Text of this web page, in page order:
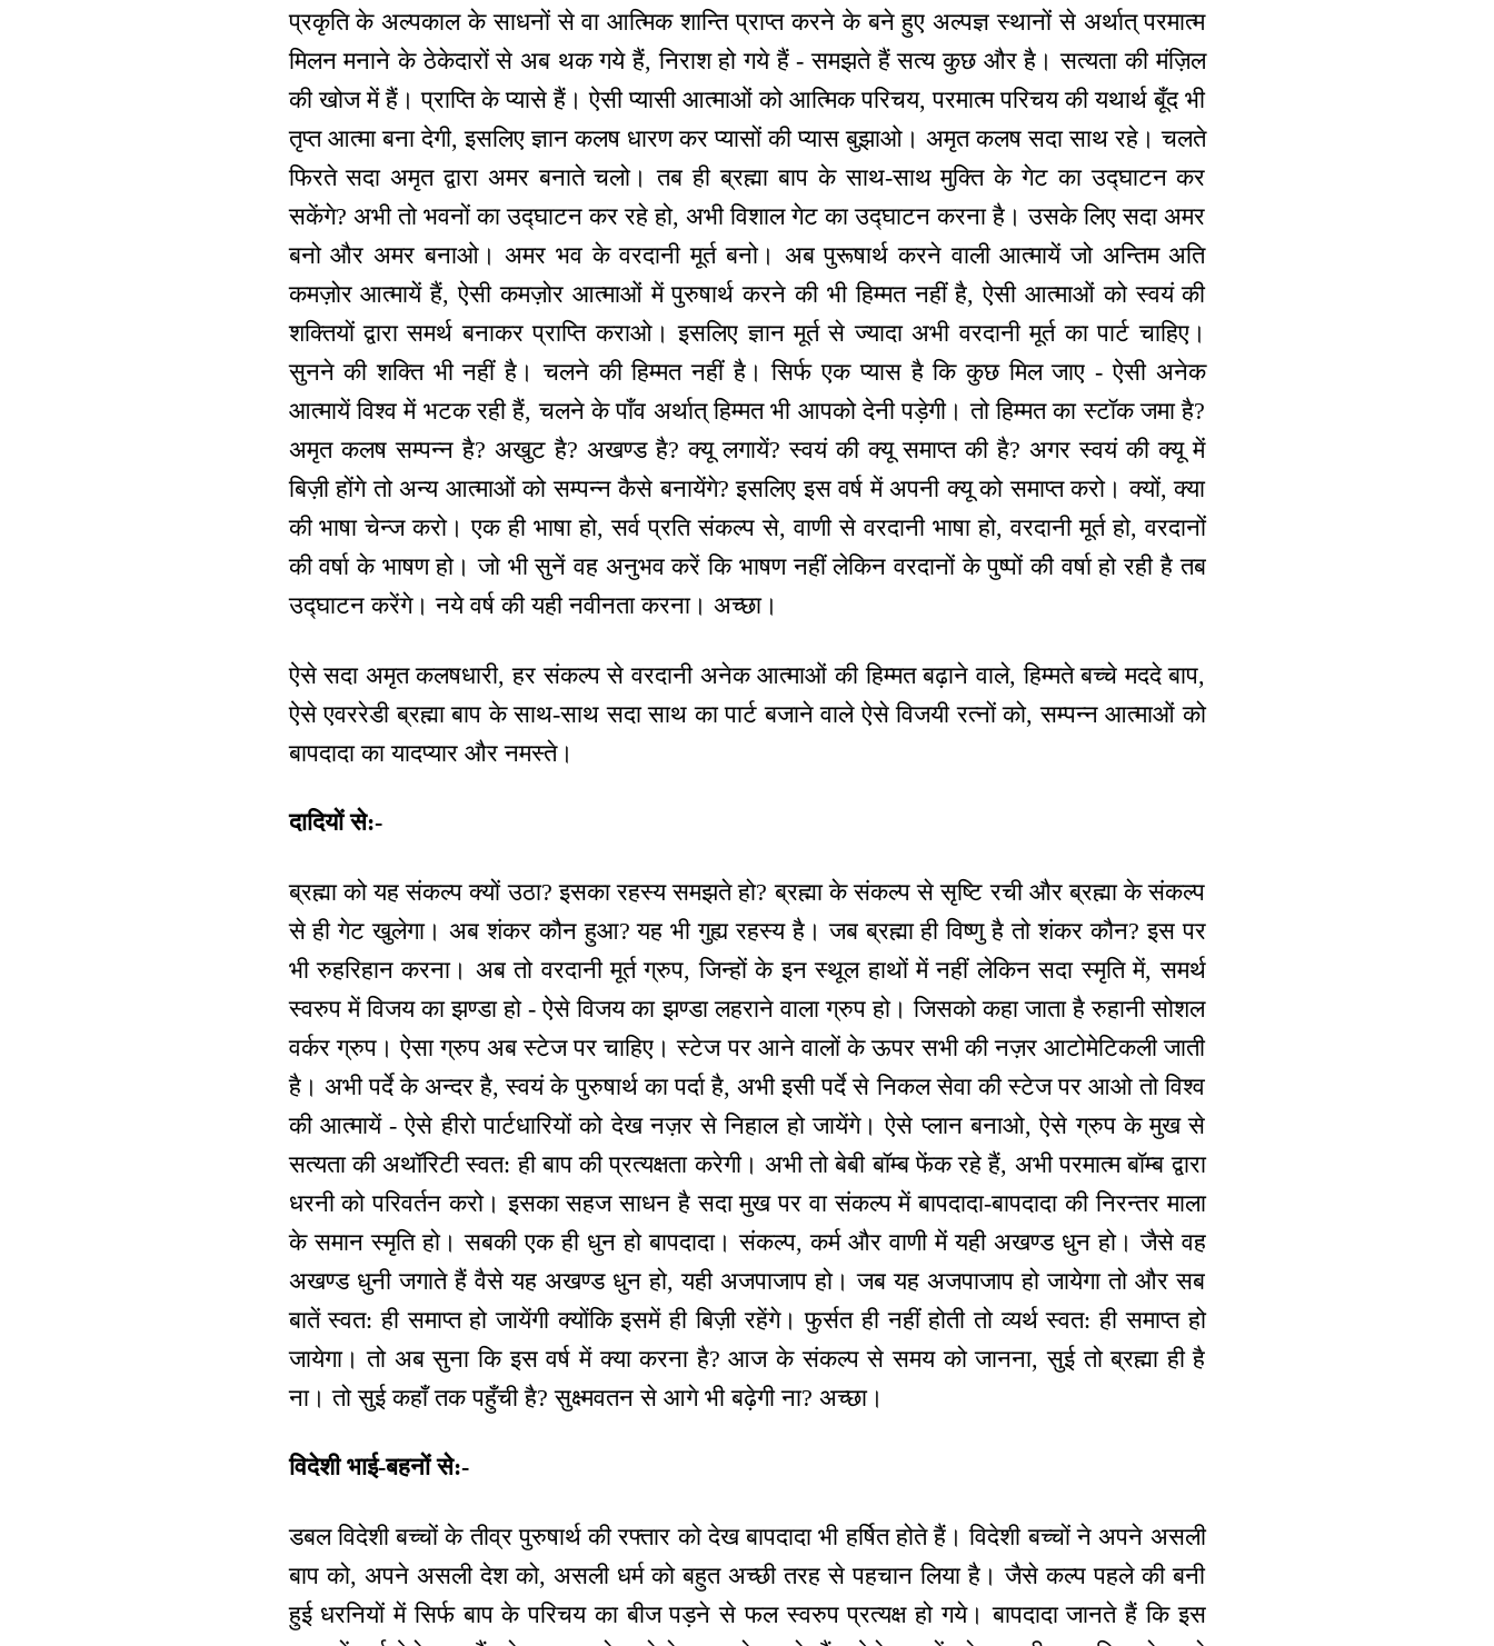
प्रकृति के अल्पकाल के साधनों से वा आत्मिक शान्ति प्राप्त करने के बने हुए अल्पज्ञ स्थानों से अर्थात् परमात्म
मिलन मनाने के ठेकेदारों से अब थक गये हैं, निराश हो गये हैं - समझते हैं सत्य कुछ और है। सत्यता की मंज़िल
की खोज में हैं। प्राप्ति के प्यासे हैं। ऐसी प्यासी आत्माओं को आत्मिक परिचय, परमात्म परिचय की यथार्थ बूँद भी
तृप्त आत्मा बना देगी, इसलिए ज्ञान कलष धारण कर प्यासों की प्यास बुझाओ। अमृत कलष सदा साथ रहे। चलते
फिरते सदा अमृत द्वारा अमर बनाते चलो। तब ही ब्रह्मा बाप के साथ-साथ मुक्ति के गेट का उद्घाटन कर
सकेंगे? अभी तो भवनों का उद्घाटन कर रहे हो, अभी विशाल गेट का उद्घाटन करना है। उसके लिए सदा अमर
बनो और अमर बनाओ। अमर भव के वरदानी मूर्त बनो। अब पुरूषार्थ करने वाली आत्मायें जो अन्तिम अति
कमज़ोर आत्मायें हैं, ऐसी कमज़ोर आत्माओं में पुरुषार्थ करने की भी हिम्मत नहीं है, ऐसी आत्माओं को स्वयं की
शक्तियों द्वारा समर्थ बनाकर प्राप्ति कराओ। इसलिए ज्ञान मूर्त से ज्यादा अभी वरदानी मूर्त का पार्ट चाहिए।
सुनने की शक्ति भी नहीं है। चलने की हिम्मत नहीं है। सिर्फ एक प्यास है कि कुछ मिल जाए - ऐसी अनेक
आत्मायें विश्व में भटक रही हैं, चलने के पाँव अर्थात् हिम्मत भी आपको देनी पड़ेगी। तो हिम्मत का स्टॉक जमा है?
अमृत कलष सम्पन्न है? अखुट है? अखण्ड है? क्यू लगायें? स्वयं की क्यू समाप्त की है? अगर स्वयं की क्यू में
बिज़ी होंगे तो अन्य आत्माओं को सम्पन्न कैसे बनायेंगे? इसलिए इस वर्ष में अपनी क्यू को समाप्त करो। क्यों, क्या
की भाषा चेन्ज करो। एक ही भाषा हो, सर्व प्रति संकल्प से, वाणी से वरदानी भाषा हो, वरदानी मूर्त हो, वरदानों
की वर्षा के भाषण हो। जो भी सुनें वह अनुभव करें कि भाषण नहीं लेकिन वरदानों के पुष्पों की वर्षा हो रही है तब
उद्घाटन करेंगे। नये वर्ष की यही नवीनता करना। अच्छा।
ऐसे सदा अमृत कलषधारी, हर संकल्प से वरदानी अनेक आत्माओं की हिम्मत बढ़ाने वाले, हिम्मते बच्चे मददे बाप,
ऐसे एवररेडी ब्रह्मा बाप के साथ-साथ सदा साथ का पार्ट बजाने वाले ऐसे विजयी रत्नों को, सम्पन्न आत्माओं को
बापदादा का यादप्यार और नमस्ते।
दादियों से:-
ब्रह्मा को यह संकल्प क्यों उठा? इसका रहस्य समझते हो? ब्रह्मा के संकल्प से सृष्टि रची और ब्रह्मा के संकल्प
से ही गेट खुलेगा। अब शंकर कौन हुआ? यह भी गुह्य रहस्य है। जब ब्रह्मा ही विष्णु है तो शंकर कौन? इस पर
भी रुहरिहान करना। अब तो वरदानी मूर्त ग्रुप, जिन्हों के इन स्थूल हाथों में नहीं लेकिन सदा स्मृति में, समर्थ
स्वरुप में विजय का झण्डा हो - ऐसे विजय का झण्डा लहराने वाला ग्रुप हो। जिसको कहा जाता है रुहानी सोशल
वर्कर ग्रुप। ऐसा ग्रुप अब स्टेज पर चाहिए। स्टेज पर आने वालों के ऊपर सभी की नज़र आटोमेटिकली जाती
है। अभी पर्दे के अन्दर है, स्वयं के पुरुषार्थ का पर्दा है, अभी इसी पर्दे से निकल सेवा की स्टेज पर आओ तो विश्व
की आत्मायें - ऐसे हीरो पार्टधारियों को देख नज़र से निहाल हो जायेंगे। ऐसे प्लान बनाओ, ऐसे ग्रुप के मुख से
सत्यता की अथॉरिटी स्वत: ही बाप की प्रत्यक्षता करेगी। अभी तो बेबी बॉम्ब फेंक रहे हैं, अभी परमात्म बॉम्ब द्वारा
धरनी को परिवर्तन करो। इसका सहज साधन है सदा मुख पर वा संकल्प में बापदादा-बापदादा की निरन्तर माला
के समान स्मृति हो। सबकी एक ही धुन हो बापदादा। संकल्प, कर्म और वाणी में यही अखण्ड धुन हो। जैसे वह
अखण्ड धुनी जगाते हैं वैसे यह अखण्ड धुन हो, यही अजपाजाप हो। जब यह अजपाजाप हो जायेगा तो और सब
बातें स्वत: ही समाप्त हो जायेंगी क्योंकि इसमें ही बिज़ी रहेंगे। फुर्सत ही नहीं होती तो व्यर्थ स्वत: ही समाप्त हो
जायेगा। तो अब सुना कि इस वर्ष में क्या करना है? आज के संकल्प से समय को जानना, सुई तो ब्रह्मा ही है
ना। तो सुई कहाँ तक पहुँची है? सुक्ष्मवतन से आगे भी बढ़ेगी ना? अच्छा।
विदेशी भाई-बहनों से:-
डबल विदेशी बच्चों के तीव्र पुरुषार्थ की रफ्तार को देख बापदादा भी हर्षित होते हैं। विदेशी बच्चों ने अपने असली
बाप को, अपने असली देश को, असली धर्म को बहुत अच्छी तरह से पहचान लिया है। जैसे कल्प पहले की बनी
हुई धरनियों में सिर्फ बाप के परिचय का बीज पड़ने से फल स्वरुप प्रत्यक्ष हो गये। बापदादा जानते हैं कि इस